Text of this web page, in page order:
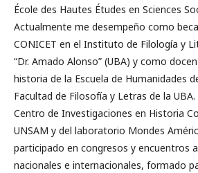
École des Hautes Études en Sciences
Actualmente me desempeño como
CONICET en el Instituto de Filología y
“Dr. Amado Alonso” (UBA) y como
historia de la Escuela de Humanidades
Facultad de Filosofía y Letras de la
Centro de Investigaciones en Historia
UNSAM y del laboratorio Mondes
participado en congresos y encuentros
nacionales e internacionales, formado